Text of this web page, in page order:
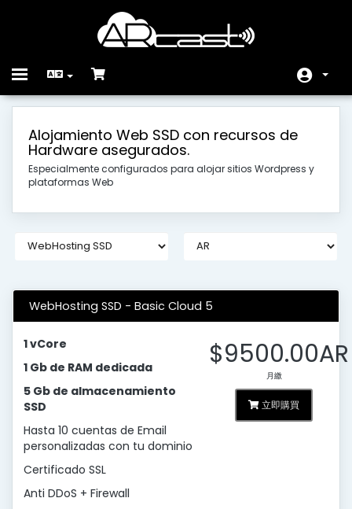
Toggle
Store
公告
知識庫
服務狀態
Alojamiento Web SSD con recursos de
Hardware asegurados.
Especialmente configurados para alojar sitios Wordpress y
plataformas Web
WebHosting SSD - Basic Cloud 5
1 vCore
1 Gb de RAM dedicada
5 Gb de almacenamiento
SSD
Hasta 10 cuentas de Email
personalizadas con tu dominio
Certificado SSL
Anti DDoS + Firewall
$9500.00AR
月繳
立即購買